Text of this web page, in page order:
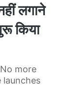
लगाने
किया
more
launches